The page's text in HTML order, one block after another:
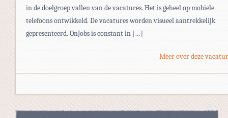
in de doelgroep vallen van de vacatures. Het is geheel op mobiele
telefoons ontwikkeld. De vacatures worden visueel aantrekkelijk
gepresenteerd. OnJobs is constant in […]
Meer over deze